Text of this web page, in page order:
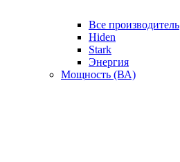
Все производитель
Hiden
Stark
Энергия
Мощность (ВА)